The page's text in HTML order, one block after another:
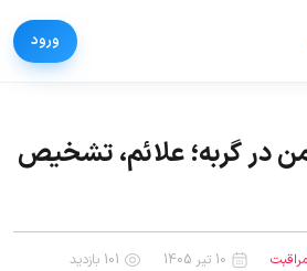
در گربه؛ علائم، تشخیص